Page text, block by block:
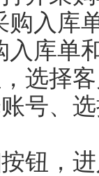
购入库
库单
择客
号、
，进